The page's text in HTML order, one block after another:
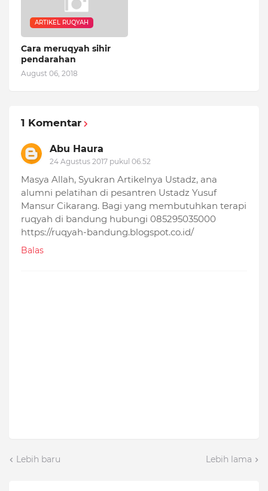
ARTIKEL RUQYAH
Cara meruqyah sihir
pendarahan
August 06, 2018
1 Komentar
Abu Haura
24 Agustus 2017 pukul 06.52
Masya Allah, Syukran Artikelnya Ustadz, ana
alumni pelatihan di pesantren Ustadz Yusuf
Mansur Cikarang. Bagi yang membutuhkan terapi
ruqyah di bandung hubungi 085295035000
https://ruqyah-bandung.blogspot.co.id/
Balas
Lebih baru Lebih lama